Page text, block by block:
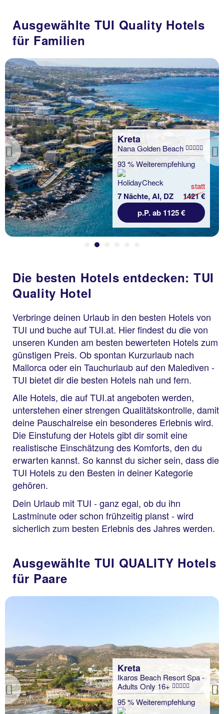
Ausgewählte TUI Quality Hotels
für Familien
Previous
Kreta
Nana Golden Beach
93 % Weiterempfehlung
7 Nächte, AI, DZ
statt
1421 €
p.P. ab 1125 €
Die besten Hotels entdecken: TUI
Quality Hotel
Verbringe deinen Urlaub in den besten Hotels von
TUI und buche auf TUI.at. Hier findest du die von
unseren Kunden am besten bewerteten Hotels zum
günstigen Preis. Ob spontan Kurzurlaub nach
Mallorca oder ein Tauchurlaub auf den Malediven -
TUI bietet dir die besten Hotels nah und fern.
Alle Hotels, die auf TUI.at angeboten werden,
unterstehen einer strengen Qualitätskontrolle, damit
deine Pauschalreise ein besonderes Erlebnis wird.
Die Einstufung der Hotels gibt dir somit eine
realistische Einschätzung des Komforts, den du
erwarten kannst. So kannst du sicher sein, dass die
TUI Hotels zu den Besten in deiner Kategorie
gehören.
Dein Urlaub mit TUI - ganz egal, ob du ihn
Lastminute oder schon frühzeitig planst - wird
sicherlich zum besten Erlebnis des Jahres werden.
Ausgewählte TUI QUALITY Hotels
für Paare
Previous
Kreta
Ikaros Beach Resort Spa -
Adults Only 16+
95 % Weiterempfehlung